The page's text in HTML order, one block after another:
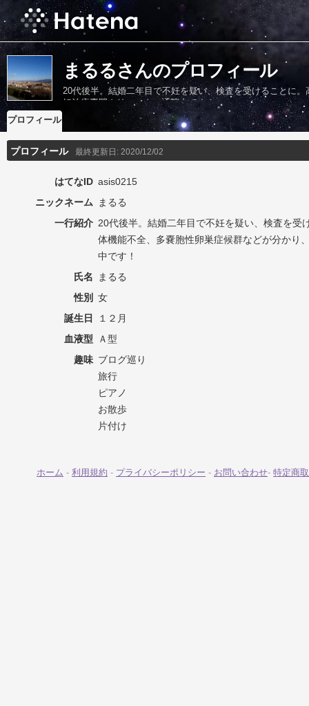
まるるさんのプロフィール
20代後半。結婚二年目で不妊を疑い、検査を受けることに
妊治療専門クリニックへ通院中です！
プロフィール
プロフィール 最終更新日: 2020/12/02
はてなID asis0215
ニックネーム まるる
一行紹介 20代後半。結婚二年目で不妊を疑い、検査を受
体機能不全、多嚢胞性卵巣症候群などが分かり
中です！
氏名
まるる
性別
女
誕生日
１２月
血液型
Ａ型
趣味 ブログ巡り
旅行
ピアノ
お散歩
片付け
ホーム - 利用規約 - プライバシーポリシー - お問い合わせ- 特定商